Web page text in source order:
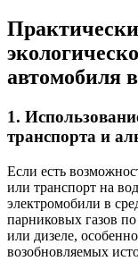
автомобиля
1.
транспорта и
Если есть
или транспорт на
электромобили в
парниковых газов
или дизеле,
возобновляемых